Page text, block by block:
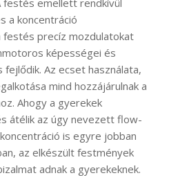
a koncentráció
precíz mozdulatokat
képességei és
Az ecset használata,
mind hozzájárulnak a
Ahogy a gyerekek
átélik az úgy nevezett flow-
is egyre jobban
az elkészült festmények
adnak a gyerekeknek.